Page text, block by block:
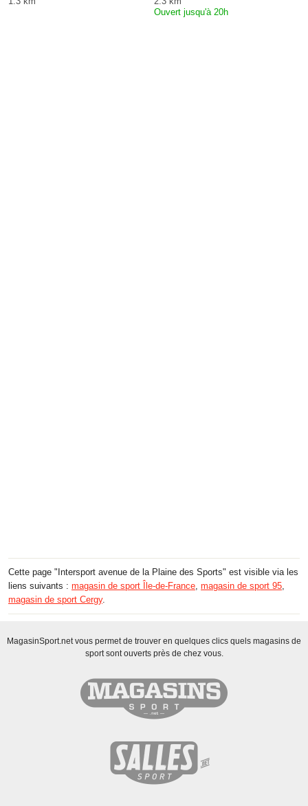
Ouvert jusqu'à 20h
Cette page "Intersport avenue de la Plaine des Sports" est visible via les
liens suivants : magasin de sport Île-de-France magasin de sport 95
magasin de sport Cergy.
MagasinSport.net vous permet de trouver en quelques clics quels magasins de
sport sont ouverts près de chez vous.